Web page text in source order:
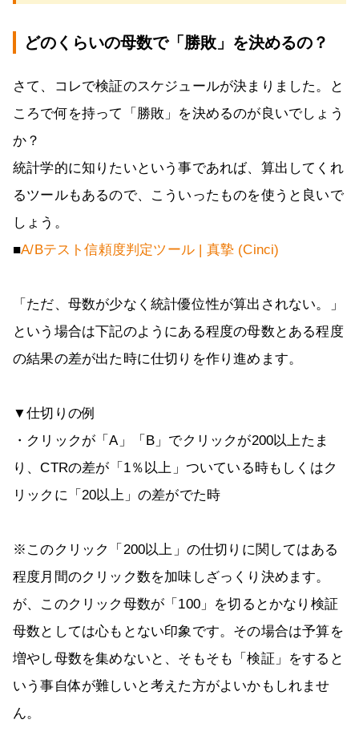
どのくらいの母数で「勝敗」を決めるの？
さて、コレで検証のスケジュールが決まりました。と
ころで何を持って「勝敗」を決めるのが良いでしょう
か？
統計学的に知りたいという事であれば、算出してくれ
るツールもあるので、こういったものを使うと良いで
しょう。
■A/Bテスト信頼度判定ツール | 真摯 (Cinci)
「ただ、母数が少なく統計優位性が算出されない。」
という場合は下記のようにある程度の母数とある程度
の結果の差が出た時に仕切りを作り進めます。
▼仕切りの例
・クリックが「A」「B」でクリックが200以上たま
り、CTRの差が「1％以上」ついている時もしくはク
リックに「20以上」の差がでた時
※このクリック「200以上」の仕切りに関してはある
程度月間のクリック数を加味しざっくり決めます。
が、このクリック母数が「100」を切るとかなり検証
母数としては心もとない印象です。その場合は予算を
増やし母数を集めないと、そもそも「検証」をすると
いう事自体が難しいと考えた方がよいかもしれませ
ん。